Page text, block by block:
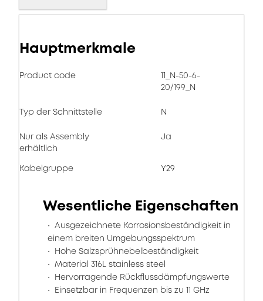
Hauptmerkmale
Product code
11_N-50-6-
20/199_N
Typ der Schnittstelle N
Nur als Assembly
erhältlich
Ja
Kabelgruppe Y29
Wesentliche Eigenschaften
Ausgezeichnete Korrosionsbeständigkeit in
einem breiten Umgebungsspektrum
Hohe Salzsprühnebelbeständigkeit
Material 316L stainless steel
Hervorragende Rückflussdämpfungswerte
Einsetzbar in Frequenzen bis zu 11 GHz